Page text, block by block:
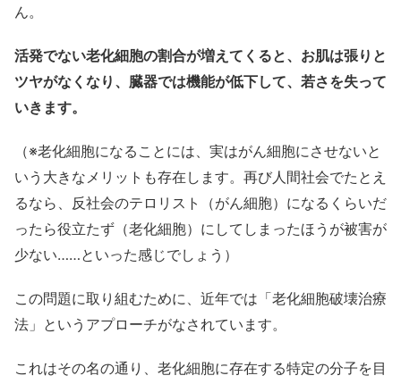
ん。
活発でない老化細胞の割合が増えてくると、お肌は張りと
ツヤがなくなり、臓器では機能が低下して、若さを失って
いきます。
（※老化細胞になることには、実はがん細胞にさせないと
いう大きなメリットも存在します。再び人間社会でたとえ
るなら、反社会のテロリスト（がん細胞）になるくらいだ
ったら役立たず（老化細胞）にしてしまったほうが被害が
少ない……といった感じでしょう）
この問題に取り組むために、近年では「老化細胞破壊治療
法」というアプローチがなされています。
これはその名の通り、老化細胞に存在する特定の分子を目